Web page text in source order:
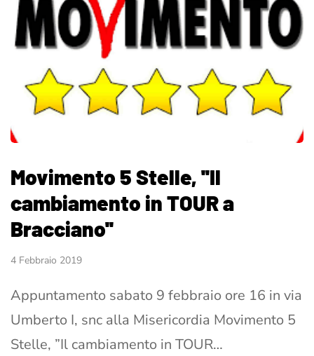
Movimento 5 Stelle, ''Il
cambiamento in TOUR a
Bracciano''
4 Febbraio 2019
Appuntamento sabato 9 febbraio ore 16 in via
Umberto I, snc alla Misericordia Movimento 5
Stelle, ”Il cambiamento in TOUR…